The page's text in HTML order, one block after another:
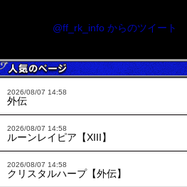
@ff_rk_info からのツイート
2026/08/07 14:58
外伝
2026/08/07 14:58
ルーンレイピア【XIII】
2026/08/07 14:58
クリスタルハープ【外伝】